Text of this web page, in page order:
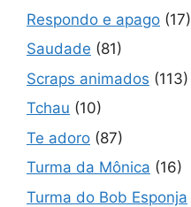
Respondo e apago (17)
Saudade (81)
Scraps animados (113)
Tchau (10)
Te adoro (87)
Turma da Mônica (16)
Turma do Bob Esponja